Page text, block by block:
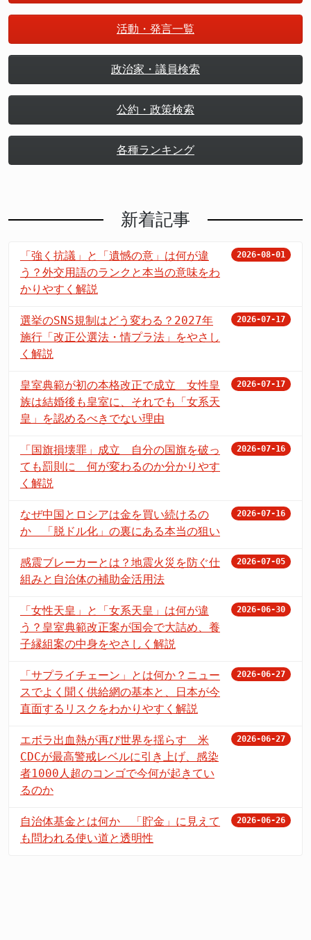
活動・発言一覧
政治家・議員検索
公約・政策検索
各種ランキング
新着記事
「強く抗議」と「遺憾の意」は何が違
う？外交用語のランクと本当の意味をわ
かりやすく解説
2026-08-01
選挙のSNS規制はどう変わる？2027年
施行「改正公選法・情プラ法」をやさし
く解説
2026-07-17
皇室典範が初の本格改正で成立 女性皇
族は結婚後も皇室に、それでも「女系天
皇」を認めるべきでない理由
2026-07-17
「国旗損壊罪」成立 自分の国旗を破っ
ても罰則に 何が変わるのか分かりやす
く解説
2026-07-16
なぜ中国とロシアは金を買い続けるの
か 「脱ドル化」の裏にある本当の狙い
2026-07-16
感震ブレーカーとは？地震火災を防ぐ仕
組みと自治体の補助金活用法
2026-07-05
「女性天皇」と「女系天皇」は何が違
う？皇室典範改正案が国会で大詰め、養
子縁組案の中身をやさしく解説
2026-06-30
「サプライチェーン」とは何か？ニュー
スでよく聞く供給網の基本と、日本が今
直面するリスクをわかりやすく解説
2026-06-27
エボラ出血熱が再び世界を揺らす 米
CDCが最高警戒レベルに引き上げ、感染
者1000人超のコンゴで今何が起きてい
るのか
2026-06-27
自治体基金とは何か 「貯金」に見えて
も問われる使い道と透明性
2026-06-26